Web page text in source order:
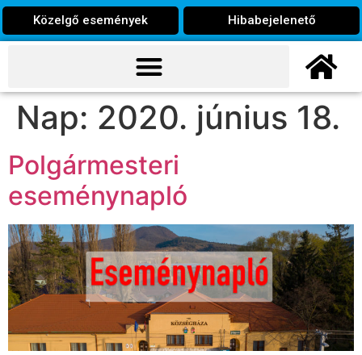
Közelgő események Hibabejelenető
Nap: 2020. június 18.
Polgármesteri
eseménynapló